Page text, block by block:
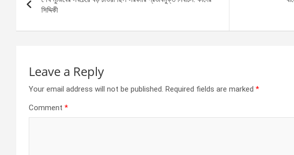
o
k
p
navigation
সিদ্দিকী
Leave a Reply
Your email address will not be published. Required fields are marked *
Comment *